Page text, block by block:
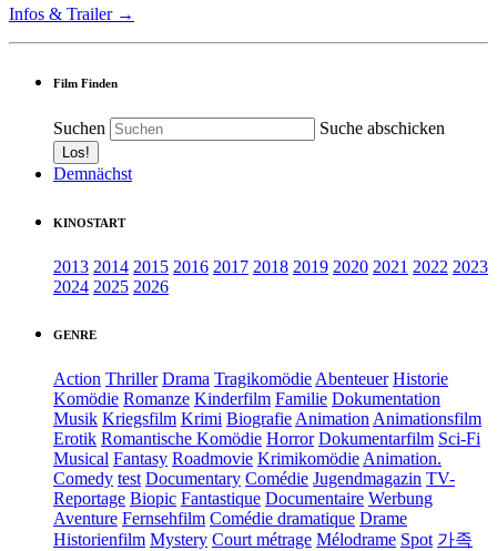
Infos & Trailer →
Film Finden
Suchen Suche abschicken
Demnächst
KINOSTART
2013 2014 2015 2016 2017 2018 2019 2020 2021 2022 2023
2024 2025 2026
GENRE
Action Thriller Drama TragikomödieAbenteuer Historie
Komödie Romanze Kinderfilm Familie Dokumentation
Musik Kriegsfilm Krimi BiografieAnimationAnimationsfilm
Erotik Romantische Komödie Horror Dokumentarfilm Sci-Fi
Musical Fantasy Roadmovie KrimikomödieAnimation.
Comedy test Documentary Comédie Jugendmagazin TV-
Reportage Biopic Fantastique Documentaire Werbung
Aventure Fernsehfilm Comédie dramatique Drame
Historienfilm Mystery Court métrage Mélodrame Spot 가족